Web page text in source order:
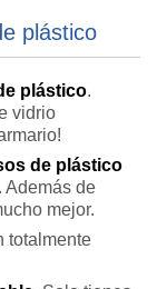
plástico
plástico.
vidrio
de plástico
. Además de
mejor.
totalmente